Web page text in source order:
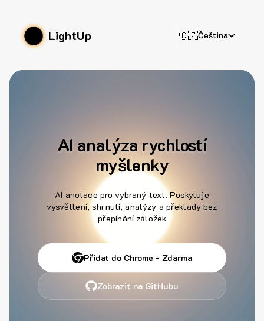
LightUp 🇨🇿Čeština
AI analýza rychlostí
myšlenky
AI anotace pro vybraný text. Poskytuje
vysvětlení, shrnutí, analýzy a překlady bez
přepínání záložek
Přidat do Chrome - Zdarma
Zobrazit na GitHubu